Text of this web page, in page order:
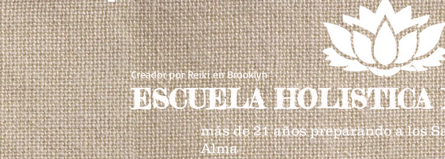
más de 21 años preparando a los
Alma
ESCUELA HOLISTICA
Creador por Reiki en Brooklyn